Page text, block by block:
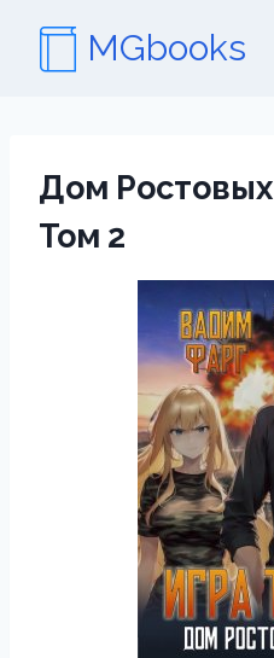
содержимому
MGbooks
Дом
Том 2